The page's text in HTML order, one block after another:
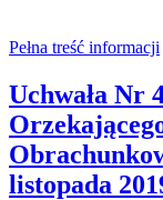
Pełna treść informacji
Uchwała Nr
listopada